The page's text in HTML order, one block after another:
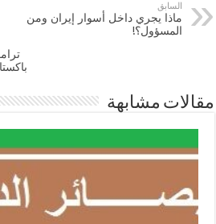
السابق
ماذا يجري داخل أسوار إيران ومن
المسؤول؟!
مقالات مشابهة